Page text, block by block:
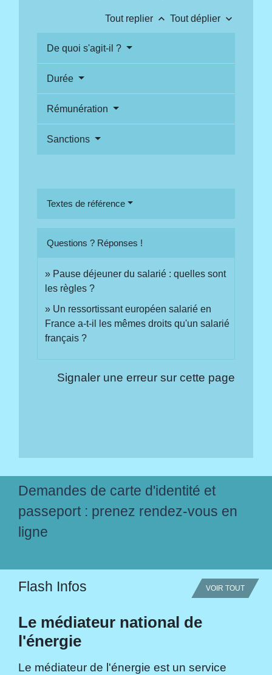
Tout replier keyboard_arrow_up Tout déplier keyboard_arrow_down
De quoi s'agit-il ?
Durée
Rémunération
Sanctions
Textes de référence
Questions ? Réponses !
Pause déjeuner du salarié : quelles sont
les règles ?
Un ressortissant européen salarié en
France a-t-il les mêmes droits qu'un salarié
français ?
Signaler une erreur sur cette page
Demandes de carte d'identité et
passeport : prenez rendez-vous en
ligne
Flash Infos VOIR TOUT
Le médiateur national de
l'énergie
Le médiateur de l'énergie est un service